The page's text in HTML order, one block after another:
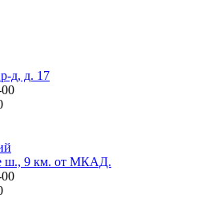
д, д. 17
ш., 9 км. от МКАД.